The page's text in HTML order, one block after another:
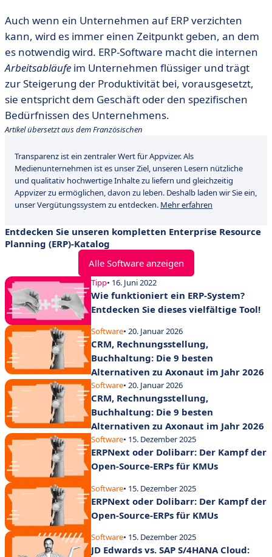
Auch wenn ein Unternehmen auf ERP verzichten
kann, wird es immer einen Zeitpunkt geben, an dem
es notwendig wird. ERP-Software macht die internen
Arbeitsabläufe im Unternehmen flüssiger und trägt
zur Steigerung der Produktivität bei, vorausgesetzt,
sie entspricht dem Geschäft oder den spezifischen
Bedürfnissen des Unternehmens.
Artikel übersetzt aus dem Französischen
Transparenz ist ein zentraler Wert für Appvizer. Als
Medienunternehmen ist es unser Ziel, unseren Lesern nützliche
und qualitativ hochwertige Inhalte zu liefern und gleichzeitig
Appvizer zu ermöglichen, davon zu leben. Deshalb laden wir Sie ein,
unser Vergütungssystem zu entdecken. Mehr erfahren
Entdecken Sie unseren kompletten Enterprise Resource
Planning (ERP)-Katalog
Alle Software anzeigen
Tipp• 16. Juni 2022
Wie funktioniert ein ERP-System?
Entdecken Sie dieses vielfältige Tool!
Software• 20. Januar 2026
CRM, Rechnungsstellung,
Buchhaltung: Die 9 besten
Alternativen zu Axonaut im Jahr 2026
Software• 20. Januar 2026
CRM, Rechnungsstellung,
Buchhaltung: Die 9 besten
Alternativen zu Axonaut im Jahr 2026
Software• 15. Dezember 2025
ERPNext oder Dolibarr: Der Kampf der
Open-Source-ERPs für KMUs
Software• 15. Dezember 2025
ERPNext oder Dolibarr: Der Kampf der
Open-Source-ERPs für KMUs
Software• 15. Dezember 2025
JD Edwards vs. SAP S/4HANA Cloud: